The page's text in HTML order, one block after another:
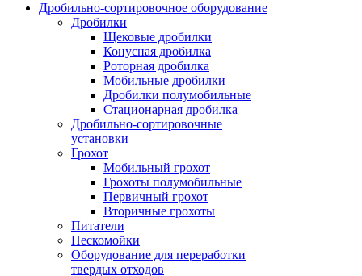
Дробильно-сортировочное оборудование
Дробилки
Щековые дробилки
Конусная дробилка
Роторная дробилка
Мобильные дробилки
Дробилки полумобильные
Стационарная дробилка
Дробильно-сортировочные
установки
Грохот
Мобильный грохот
Грохоты полумобильные
Первичный грохот
Вторичные грохоты
Питатели
Пескомойки
Оборудование для переработки
твердых отходов